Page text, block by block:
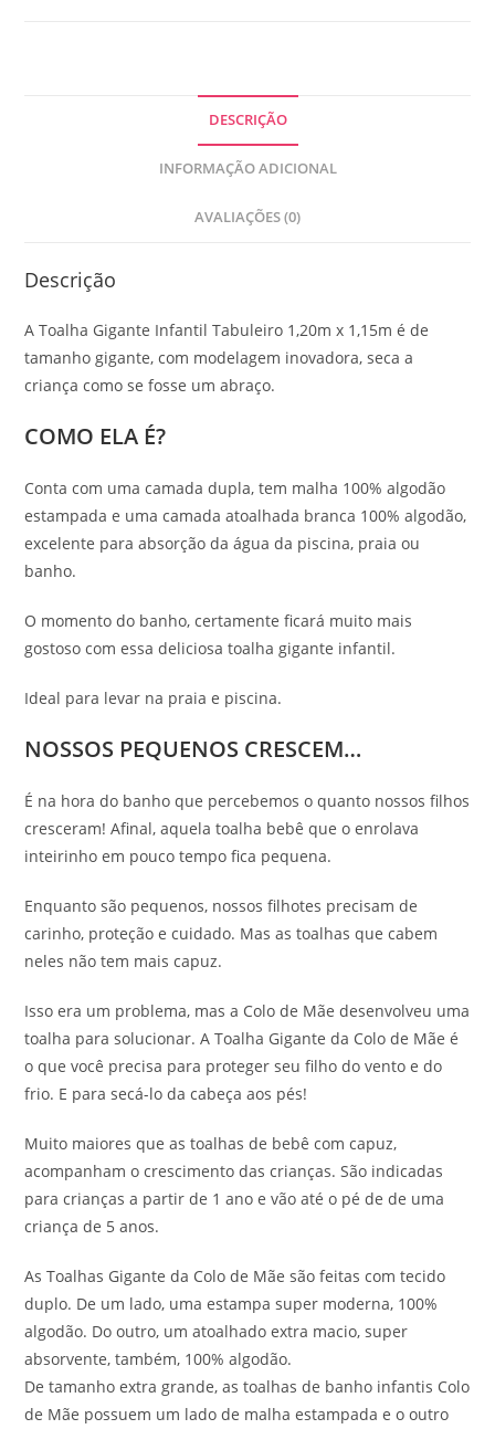
DESCRIÇÃO
INFORMAÇÃO ADICIONAL
AVALIAÇÕES (0)
Descrição
A Toalha Gigante Infantil Tabuleiro 1,20m x 1,15m é de
tamanho gigante, com modelagem inovadora, seca a
criança como se fosse um abraço.
COMO ELA É?
Conta com uma camada dupla, tem malha 100% algodão
estampada e uma camada atoalhada branca 100% algodão,
excelente para absorção da água da piscina, praia ou
banho.
O momento do banho, certamente ficará muito mais
gostoso com essa deliciosa toalha gigante infantil.
Ideal para levar na praia e piscina.
NOSSOS PEQUENOS CRESCEM…
É na hora do banho que percebemos o quanto nossos filhos
cresceram! Afinal, aquela toalha bebê que o enrolava
inteirinho em pouco tempo fica pequena.
Enquanto são pequenos, nossos filhotes precisam de
carinho, proteção e cuidado. Mas as toalhas que cabem
neles não tem mais capuz.
Isso era um problema, mas a Colo de Mãe desenvolveu uma
toalha para solucionar. A Toalha Gigante da Colo de Mãe é
o que você precisa para proteger seu filho do vento e do
frio. E para secá-lo da cabeça aos pés!
Muito maiores que as toalhas de bebê com capuz,
acompanham o crescimento das crianças. São indicadas
para crianças a partir de 1 ano e vão até o pé de de uma
criança de 5 anos.
As Toalhas Gigante da Colo de Mãe são feitas com tecido
duplo. De um lado, uma estampa super moderna, 100%
algodão. Do outro, um atoalhado extra macio, super
absorvente, também, 100% algodão.
De tamanho extra grande, as toalhas de banho infantis Colo
de Mãe possuem um lado de malha estampada e o outro